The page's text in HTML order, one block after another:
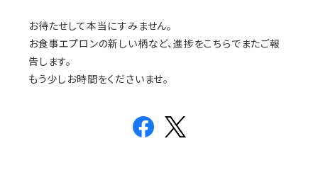
お待たせして本当にすみません。
お食事エプロンの新しい柄など、進捗をこちらでまたご報
告します。
もう少しお時間をくださいませ。